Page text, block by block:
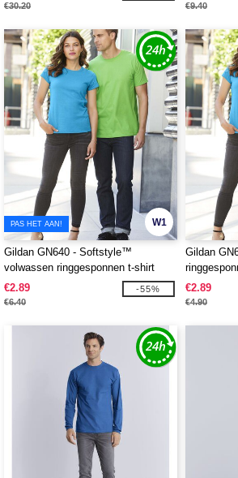
€30.20 €9.40
W1
PAS HET AAN!
Gildan GN640 - Softstyle™
volwassen ringgesponnen t-shirt
€2.89
€6.40
-55%
Gildan
€2.89
€4.90